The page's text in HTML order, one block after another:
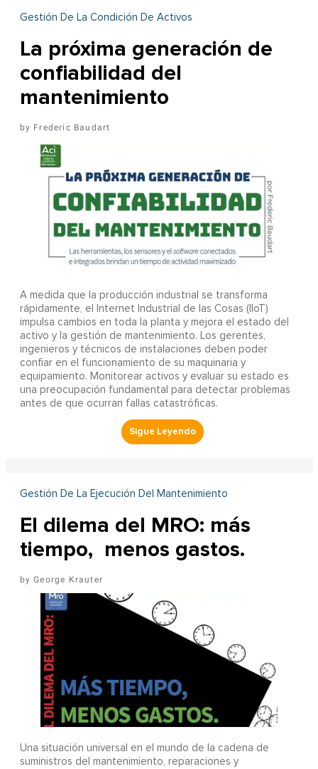
Gestión De La Condición De Activos
La próxima generación de
confiabilidad del
mantenimiento
Frederic Baudart
A medida que la producción industrial se transforma
rápidamente, el Internet Industrial de las Cosas (IIoT)
impulsa cambios en toda la planta y mejora el estado del
activo y la gestión de mantenimiento. Los gerentes,
ingenieros y técnicos de instalaciones deben poder
confiar en el funcionamiento de su maquinaria y
equipamiento. Monitorear activos y evaluar su estado es
una preocupación fundamental para detectar problemas
antes de que ocurran fallas catastróficas.
Gestión De La Ejecución Del Mantenimiento
El dilema del MRO: más
tiempo, menos gastos.
George Krauter
Una situación universal en el mundo de la cadena de
suministros del mantenimiento, reparaciones y